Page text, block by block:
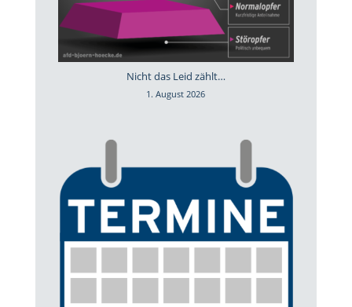
Nicht das Leid zählt…
1. August 2026